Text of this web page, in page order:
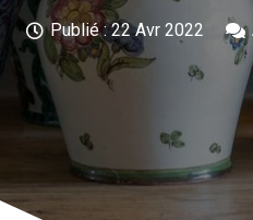
Publié :22 Avr 2022